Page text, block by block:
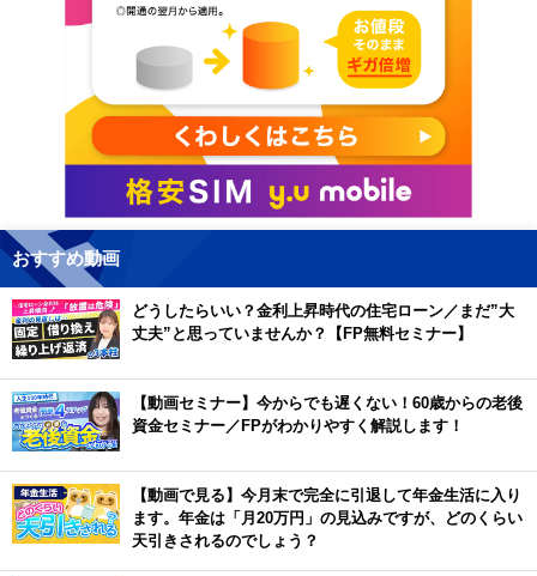
おすすめ動画
どうしたらいい？金利上昇時代の住宅ローン／まだ”大
丈夫”と思っていませんか？【FP無料セミナー】
【動画セミナー】今からでも遅くない！60歳からの老後
資金セミナー／FPがわかりやすく解説します！
【動画で見る】今月末で完全に引退して年金生活に入り
ます。年金は「月20万円」の見込みですが、どのくらい
天引きされるのでしょう？